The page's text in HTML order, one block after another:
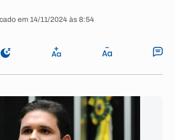
em 14/11/2024 às 8:54